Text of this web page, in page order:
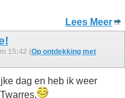
Lees Meer
15:42 (Op ontdekking met
dag en heb ik weer